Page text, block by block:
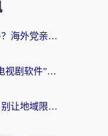
国外可以看央视影音吗知乎？海外党亲测有效的回国加速方案
海外党必看：选对“海外看电视剧软件”，再也不用愁国内剧刷不了
国外如何听国内音乐软件？别让地域限制，断了你的中文歌单